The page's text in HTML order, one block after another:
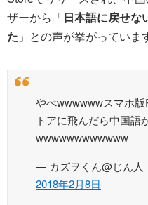
ザーから「日本語に戻せな
た 」との声が挙がっていま
やべwwwwwwスマホ
トアに飛んだら中国語
wwwwwwwwwwww
— カズヲくん@じん人
2018年2月8日